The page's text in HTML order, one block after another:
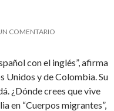
COMENTARIO
con el inglés”, afirma
Unidos y de Colombia. Su
¿Dónde crees que vive
en “Cuerpos migrantes”,